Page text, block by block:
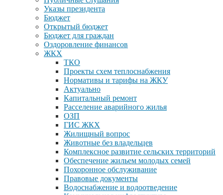
Указы президента
Бюджет
Открытый бюджет
Бюджет для граждан
Оздоровление финансов
ЖКХ
ТКО
Проекты схем теплоснабжения
Нормативы и тарифы на ЖКУ
Актуально
Капитальный ремонт
Расселение аварийного жилья
ОЗП
ГИС ЖКХ
Жилищный вопрос
Животные без владельцев
Комплексное развитие сельских территорий
Обеспечение жильем молодых семей
Похоронное обслуживание
Правовые документы
Водоснабжение и водоотведение